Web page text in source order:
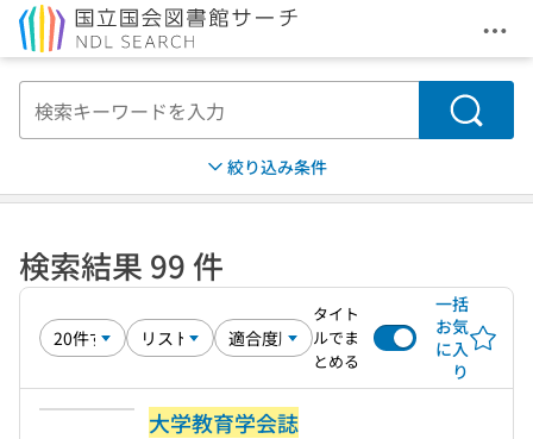
メ
検索
絞り込み条件
検索結果 99 件
タイト
ルでま
とめる
一括
お気
に入
り
大学教育学会誌